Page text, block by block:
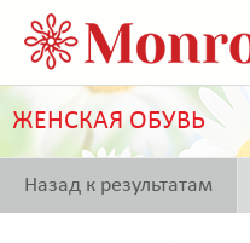
ЖЕНСКАЯ ОБУВЬ
Назад к результатам